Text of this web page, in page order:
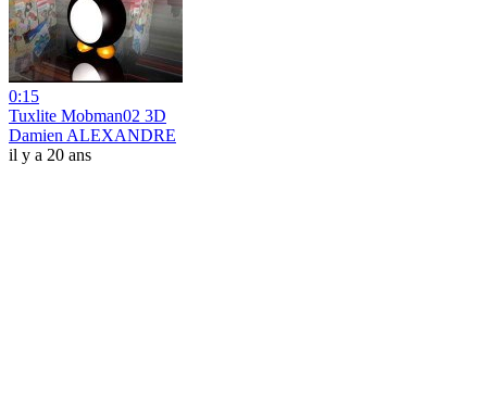
0:15
Tuxlite Mobman02 3D
Damien ALEXANDRE
il y a 20 ans